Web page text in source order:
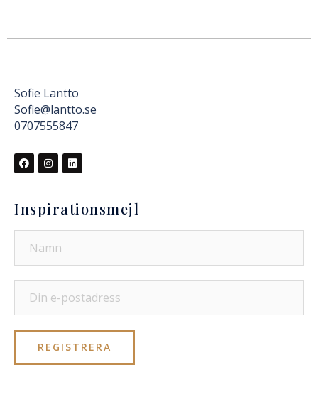
Sofie Lantto
Sofie@lantto.se
0707555847
Inspirationsmejl